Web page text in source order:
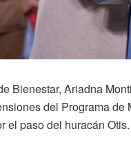
Bienestar, Ariadna
del Programa
el paso del huracán Otis.